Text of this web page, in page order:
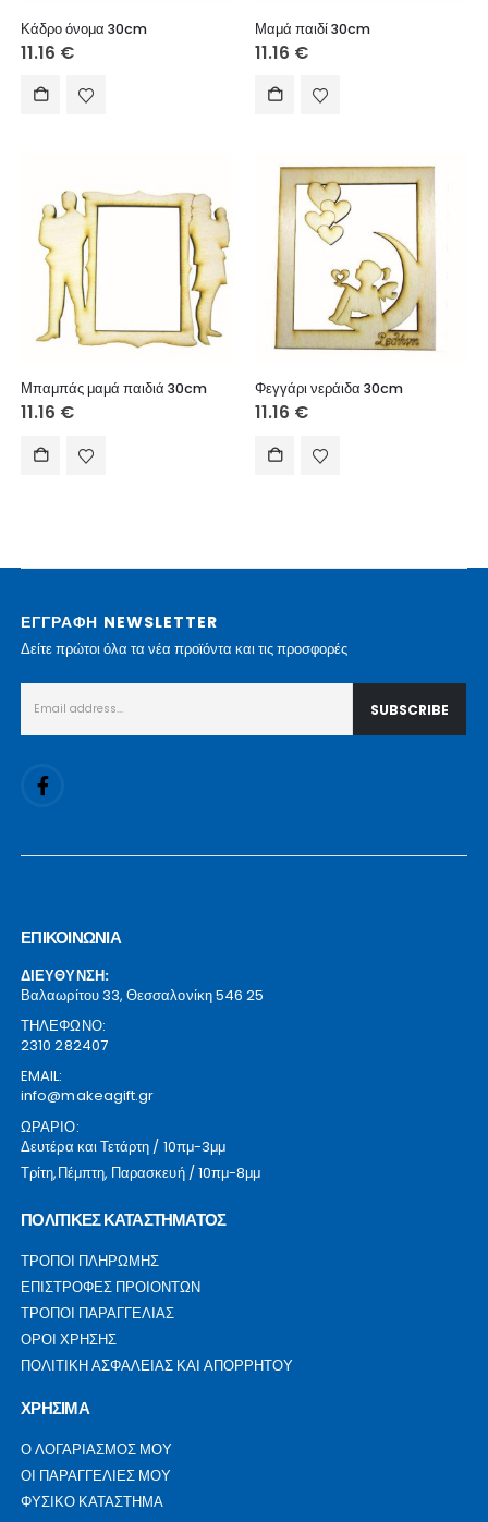
Κάδρο όνομα 30cm
11.16 €
Μαμά παιδί 30cm
11.16 €
Μπαμπάς μαμά παιδιά 30cm
11.16 €
Φεγγάρι νεράιδα 30cm
11.16 €
ΕΓΓΡΑΦΗ NEWSLETTER
Δείτε πρώτοι όλα τα νέα προϊόντα και τις προσφορές
ΕΠΙΚΟΙΝΩΝΙΑ
ΔΙΕΥΘΥΝΣΗ:
Βαλαωρίτου 33, Θεσσαλονίκη 546 25
ΤΗΛΕΦΩΝΟ:
2310 282407
EMAIL:
info@makeagift.gr
ΩΡΑΡΙΟ:
Δευτέρα και Τετάρτη / 10πμ-3μμ
Τρίτη,Πέμπτη, Παρασκευή / 10πμ-8μμ
ΠΟΛΙΤΙΚΕΣ ΚΑΤΑΣΤΗΜΑΤΟΣ
ΤΡΟΠΟΙ ΠΛΗΡΩΜΗΣ
ΕΠΙΣΤΡΟΦΕΣ ΠΡΟΙΟΝΤΩΝ
ΤΡΟΠΟΙ ΠΑΡΑΓΓΕΛΙΑΣ
ΟΡΟΙ ΧΡΗΣΗΣ
ΠΟΛΙΤΙΚΗ ΑΣΦΑΛΕΙΑΣ ΚΑΙ ΑΠΟΡΡΗΤΟΥ
ΧΡΗΣΙΜΑ
Ο ΛΟΓΑΡΙΑΣΜΟΣ ΜΟΥ
ΟΙ ΠΑΡΑΓΓΕΛΙΕΣ ΜΟΥ
ΦΥΣΙΚΟ ΚΑΤΑΣΤΗΜΑ